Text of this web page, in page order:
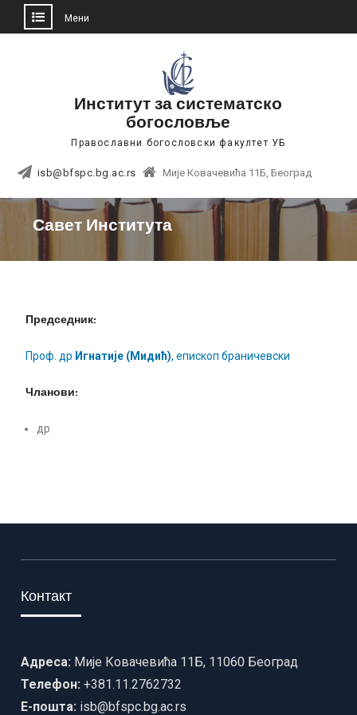
Мени
Институт за систематско
богословље
Православни богословски факултет УБ
isb@bfspc.bg.ac.rs Мије Ковачевића 11Б, Београд
Савет Института
Председник:
Проф. др Игнатије (Мидић), епископ браничевски
Чланови:
др
Контакт
Адреса: Мије Ковачевића 11Б, 11060 Београд
Телефон: +381.11.2762732
Е-пошта: isb@bfspc.bg.ac.rs